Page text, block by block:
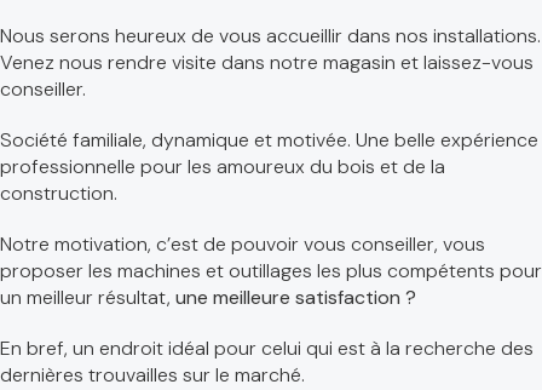
Nous serons heureux de vous accueillir dans nos installations.
Venez nous rendre visite dans notre magasin et laissez-vous
conseiller.
Société familiale, dynamique et motivée. Une belle expérience
professionnelle pour les amoureux du bois et de la
construction.
Notre motivation, c’est de pouvoir vous conseiller, vous
proposer les machines et outillages les plus compétents pour
un meilleur résultat, une meilleure satisfaction ?
En bref, un endroit idéal pour celui qui est à la recherche des
dernières trouvailles sur le marché.